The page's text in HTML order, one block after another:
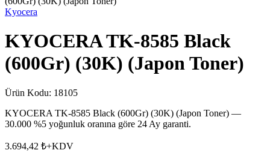
Kyocera
KYOCERA TK-8585 Black
(600Gr) (30K) (Japon Toner)
Ürün Kodu: 18105
KYOCERA TK-8585 Black (600Gr) (30K) (Japon Toner) —
30.000 %5 yoğunluk oranına göre 24 Ay garanti.
3.694,42 ₺+KDV